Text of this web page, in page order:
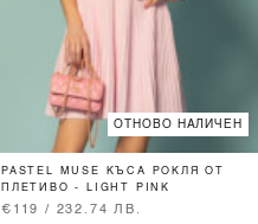
ОТНОВО НАЛИЧЕН
PASTEL MUSE КЪСА РОКЛЯ ОТ
ПЛЕТИВО - LIGHT PINK
€119 / 232.74 ЛВ.